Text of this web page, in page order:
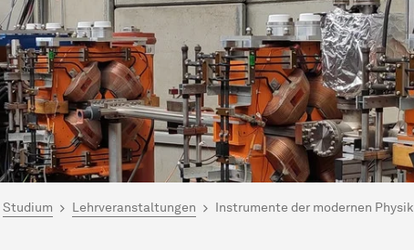
hier:
Studium Lehrveranstaltungen Instrumente der modernen Physik